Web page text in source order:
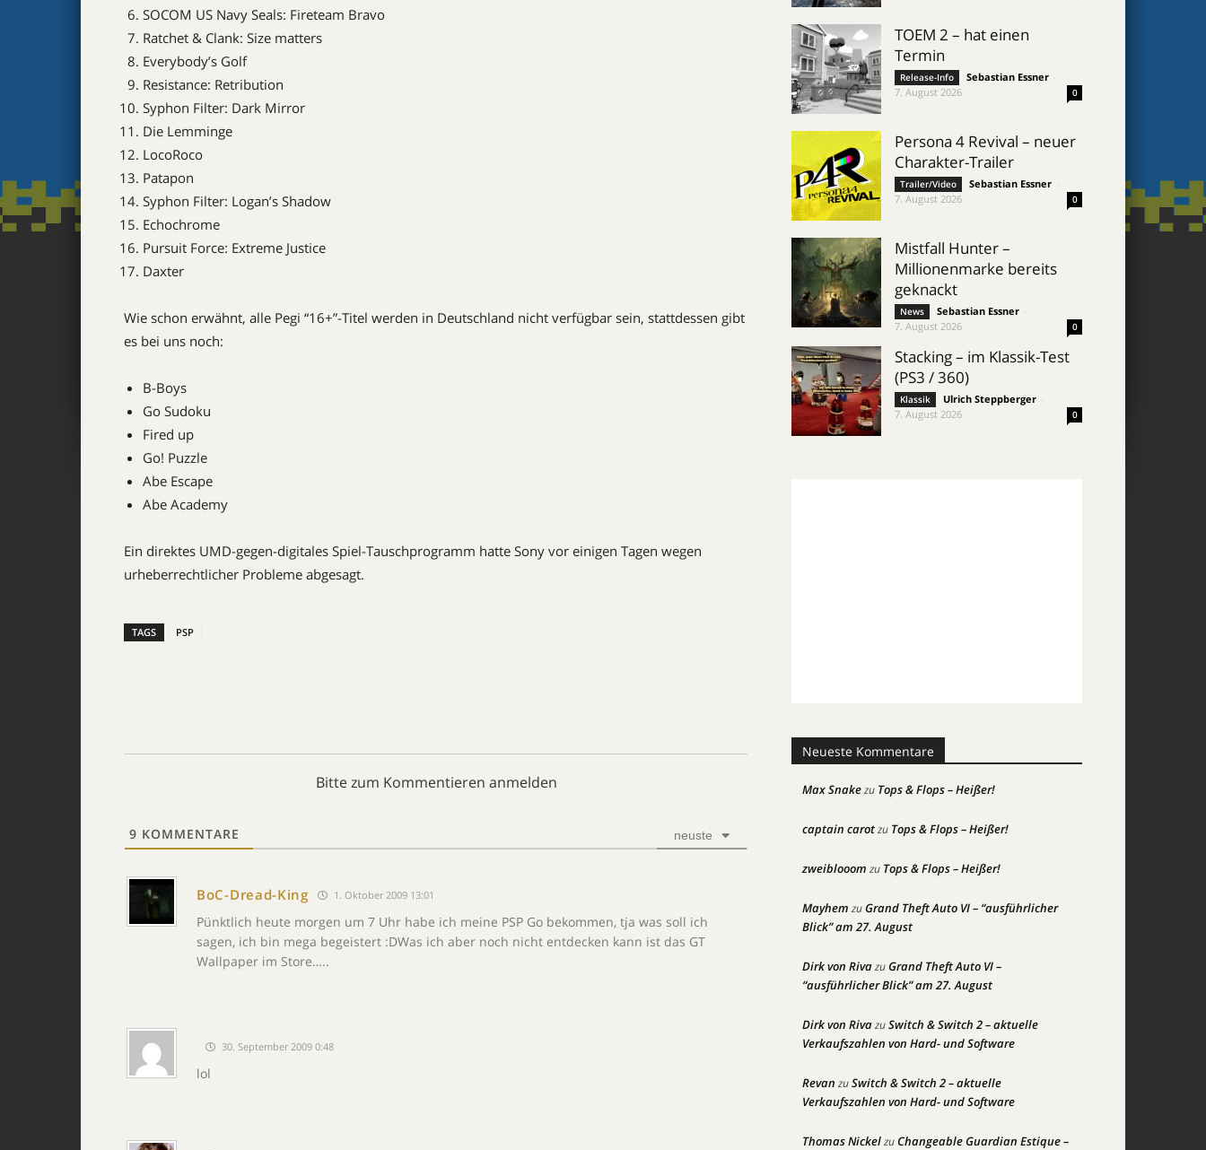
SOCOM US Navy Seals: Fireteam Bravo
Ratchet & Clank: Size matters
Everybody’s Golf
Resistance: Retribution
Syphon Filter: Dark Mirror
Die Lemminge
LocoRoco
Patapon
Syphon Filter: Logan’s Shadow
Echochrome
Pursuit Force: Extreme Justice
Daxter
Wie schon erwähnt, alle Pegi “16+”-Titel werden in Deutschland nicht verfügbar sein, stattdessen gibt
es bei uns noch:
B-Boys
Go Sudoku
Fired up
Go! Puzzle
Abe Escape
Abe Academy
Ein direktes UMD-gegen-digitales Spiel-Tauschprogramm hatte Sony vor einigen Tagen wegen
urheberrechtlicher Probleme abgesagt.
TAGS PSP
Bitte zum Kommentieren anmelden
9 KOMMENTARE neuste
BoC-Dread-King 1. Oktober 2009 13:01
Pünktlich heute morgen um 7 Uhr habe ich meine PSP Go bekommen, tja was soll ich
sagen, ich bin mega begeistert :DWas ich aber noch nicht entdecken kann ist das GT
Wallpaper im Store…..
30. September 2009 0:48
lol
TOEM 2 – hat einen
Termin
Release-Info Sebastian Essner
7. August 2026
0
Persona 4 Revival – neuer
Charakter-Trailer
Trailer/Video Sebastian Essner
7. August 2026
0
Mistfall Hunter –
Millionenmarke bereits
geknackt
News Sebastian Essner
7. August 2026
0
Stacking – im Klassik-Test
(PS3 / 360)
Klassik Ulrich Steppberger
7. August 2026
0
Neueste Kommentare
Max Snakezu Tops & Flops – Heißer!
captain carotzu Tops & Flops – Heißer!
zweiblooom zu Tops & Flops – Heißer!
Mayhem zuGrand Theft Auto VI – “ausführlicher
Blick” am 27. August
Dirk von RivazuGrand Theft Auto VI –
“ausführlicher Blick” am 27. August
Dirk von RivazuSwitch & Switch 2 – aktuelle
Verkaufszahlen von Hard- und Software
Revan zuSwitch & Switch 2 – aktuelle
Verkaufszahlen von Hard- und Software
Thomas NickelzuChangeable Guardian Estique –